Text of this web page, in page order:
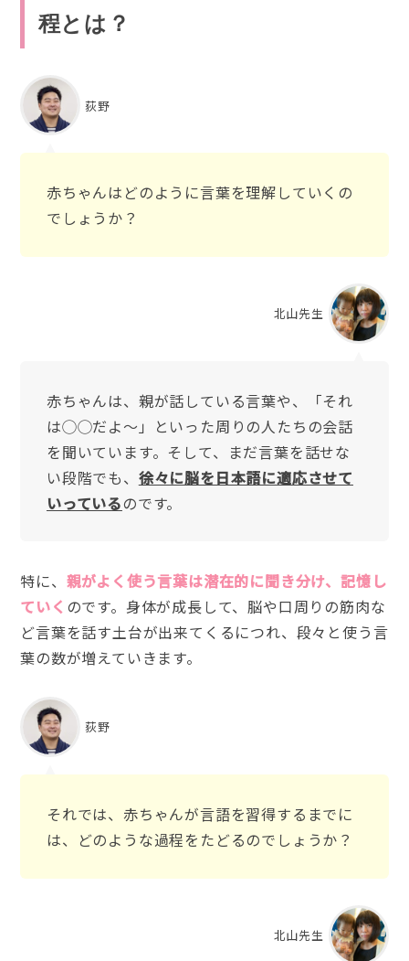
程とは？
荻野
赤ちゃんはどのように言葉を理解していくの
でしょうか？
北山先生
赤ちゃんは、親が話している言葉や、「それ
は◯◯だよ〜」といった周りの人たちの会話
を聞いています。そして、まだ言葉を話せな
い段階でも、 徐々に脳を日本語に適応させて
いっているのです。
特に、 親がよく使う言葉は潜在的に聞き分け、記憶し
ていく のです。身体が成長して、脳や口周りの筋肉な
ど言葉を話す土台が出来てくるにつれ、段々と使う言
葉の数が増えていきます。
荻野
それでは、赤ちゃんが言語を習得するまでに
は、どのような過程をたどるのでしょうか？
北山先生